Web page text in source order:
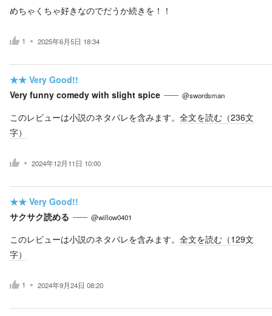
めちゃくちゃ好きなのでだうか続きを！！
1 2025年6月5日 18:34
★★ Very Good!!
Very funny comedy with slight spice
@swordsman
このレビューは小説のネタバレを含みます。 全文を読む（236文
字）
2024年12月11日 10:00
★★ Very Good!!
サクサク読める
@willow0401
このレビューは小説のネタバレを含みます。 全文を読む（129文
字）
1 2024年9月24日 08:20